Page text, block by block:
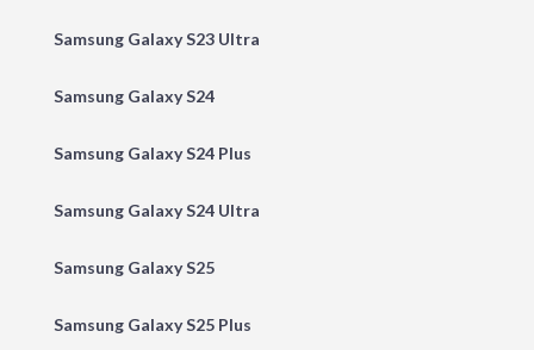
Samsung Galaxy S23 Ultra
Samsung Galaxy S24
Samsung Galaxy S24 Plus
Samsung Galaxy S24 Ultra
Samsung Galaxy S25
Samsung Galaxy S25 Plus